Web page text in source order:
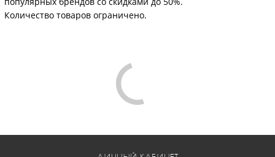
СКИДКАМИ ДО 50%
Количество товаров ограничено.